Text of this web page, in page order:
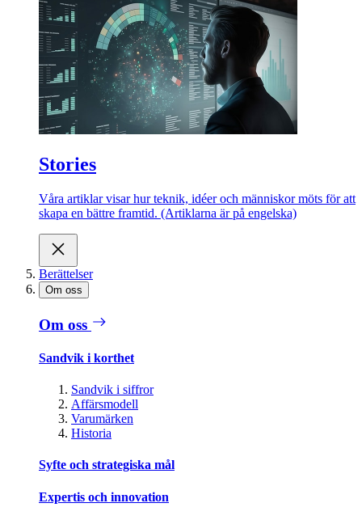
Stories
Våra artiklar visar hur teknik, idéer och människor möts för att
skapa en bättre framtid. (Artiklarna är på engelska)
Berättelser
Om oss
Om oss
Sandvik i korthet
Sandvik i siffror
Affärsmodell
Varumärken
Historia
Syfte och strategiska mål
Expertis och innovation